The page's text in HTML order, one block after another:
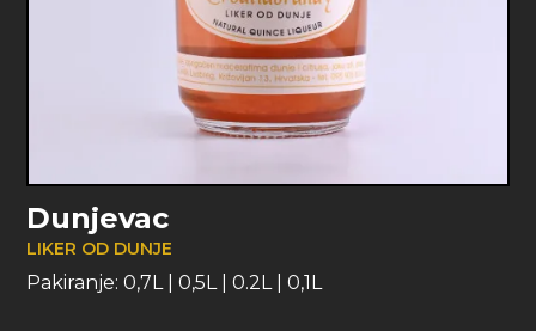
Dunjevac
LIKER OD DUNJE
Pakiranje:0,7L|0,5L|0.2L|0,1L